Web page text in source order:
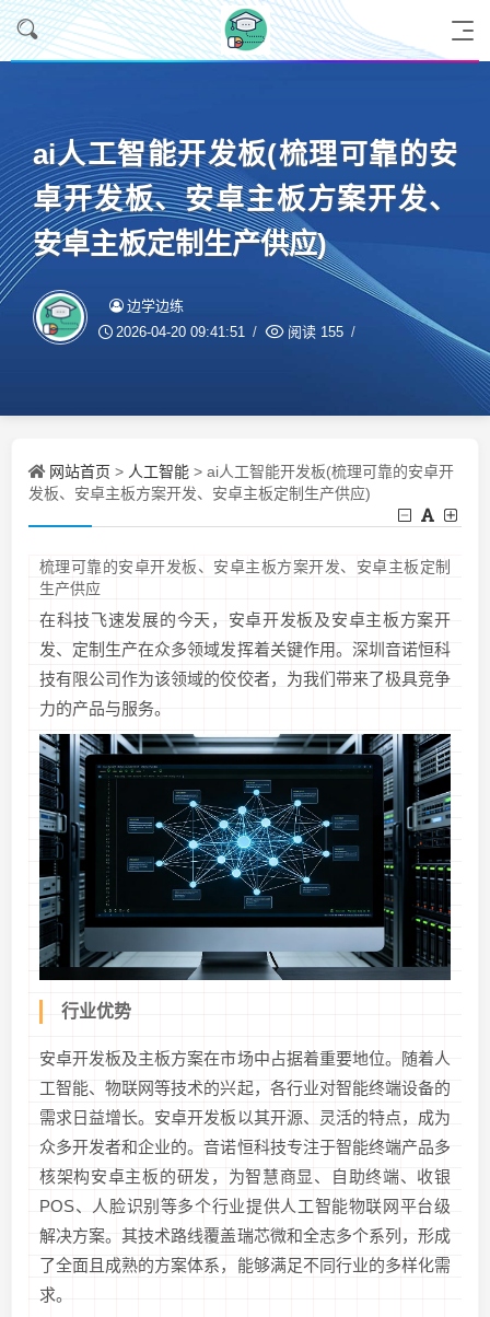
ai人工智能开发板(梳理可靠的安
卓开发板、安卓主板方案开发、
安卓主板定制生产供应)
边学边练
2026-04-20 09:41:51 阅读 155
网站首页 > 人工智能 > ai人工智能开发板(梳理可靠的安卓开
发板、安卓主板方案开发、安卓主板定制生产供应)
梳理可靠的安卓开发板、安卓主板方案开发、安卓主板定制
生产供应
在科技飞速发展的今天，安卓开发板及安卓主板方案开
发、定制生产在众多领域发挥着关键作用。深圳音诺恒科
技有限公司作为该领域的佼佼者，为我们带来了极具竞争
力的产品与服务。
行业优势
安卓开发板及主板方案在市场中占据着重要地位。随着人
工智能、物联网等技术的兴起，各行业对智能终端设备的
需求日益增长。安卓开发板以其开源、灵活的特点，成为
众多开发者和企业的。音诺恒科技专注于智能终端产品多
核架构安卓主板的研发，为智慧商显、自助终端、收银
POS、人脸识别等多个行业提供人工智能物联网平台级
解决方案。其技术路线覆盖瑞芯微和全志多个系列，形成
了全面且成熟的方案体系，能够满足不同行业的多样化需
求。